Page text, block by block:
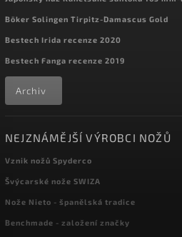
Böker Solingen Tirpitz-Damascus Gold
Bestech Irida recenze 2020
Bestech Fanga recenze 2019
Archiv
NEJZNÁMĚJŠÍ VÝROBCI NOŽŮ
Vznik nožů Spyderco
Švýcarské nože SWIZA
Nože Nieto - španělská tradice
Benchmade - založení značky